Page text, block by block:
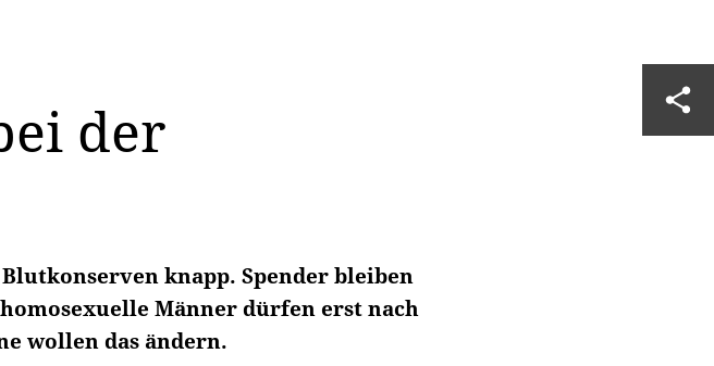
der
knapp. Spender bleiben
Männer dürfen erst nach
wollen das ändern.